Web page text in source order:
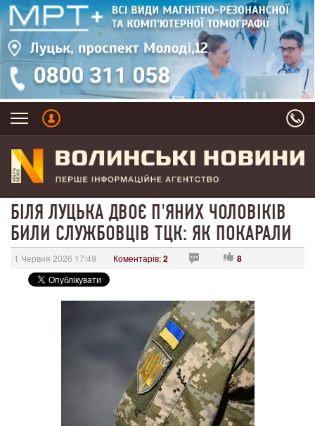
БІЛЯ ЛУЦЬКА ДВОЄ П'ЯНИХ ЧОЛОВІКІВ
БИЛИ СЛУЖБОВЦІВ ТЦК: ЯК ПОКАРАЛИ
1 Червня 2026 17:49 Коментарів:2 8